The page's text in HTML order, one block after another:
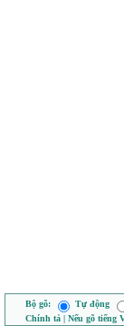
Bộ gõ: Tự động
Chính tả | Nếu gõ tiếng